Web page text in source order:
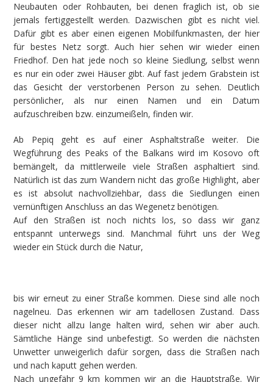
Neubauten oder Rohbauten, bei denen fraglich ist, ob sie
jemals fertiggestellt werden. Dazwischen gibt es nicht viel.
Dafür gibt es aber einen eigenen Mobilfunkmasten, der hier
für bestes Netz sorgt. Auch hier sehen wir wieder einen
Friedhof. Den hat jede noch so kleine Siedlung, selbst wenn
es nur ein oder zwei Häuser gibt. Auf fast jedem Grabstein ist
das Gesicht der verstorbenen Person zu sehen. Deutlich
persönlicher, als nur einen Namen und ein Datum
aufzuschreiben bzw. einzumeißeln, finden wir.
Ab Pepiq geht es auf einer Asphaltstraße weiter. Die
Wegführung des Peaks of the Balkans wird im Kosovo oft
bemängelt, da mittlerweile viele Straßen asphaltiert sind.
Natürlich ist das zum Wandern nicht das große Highlight, aber
es ist absolut nachvollziehbar, dass die Siedlungen einen
vernünftigen Anschluss an das Wegenetz benötigen.
Auf den Straßen ist noch nichts los, so dass wir ganz
entspannt unterwegs sind. Manchmal führt uns der Weg
wieder ein Stück durch die Natur,
bis wir erneut zu einer Straße kommen. Diese sind alle noch
nagelneu. Das erkennen wir am tadellosen Zustand. Dass
dieser nicht allzu lange halten wird, sehen wir aber auch.
Sämtliche Hänge sind unbefestigt. So werden die nächsten
Unwetter unweigerlich dafür sorgen, dass die Straßen nach
und nach kaputt gehen werden.
Nach ungefähr 9 km kommen wir an die Hauptstraße. Wir